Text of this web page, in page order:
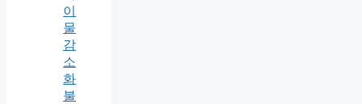
이
물
감
소
화
불